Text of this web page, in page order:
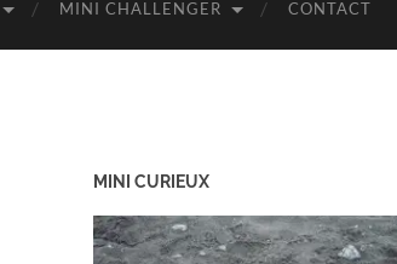
MINI CHALLENGER CONTACT
MINI CURIEUX